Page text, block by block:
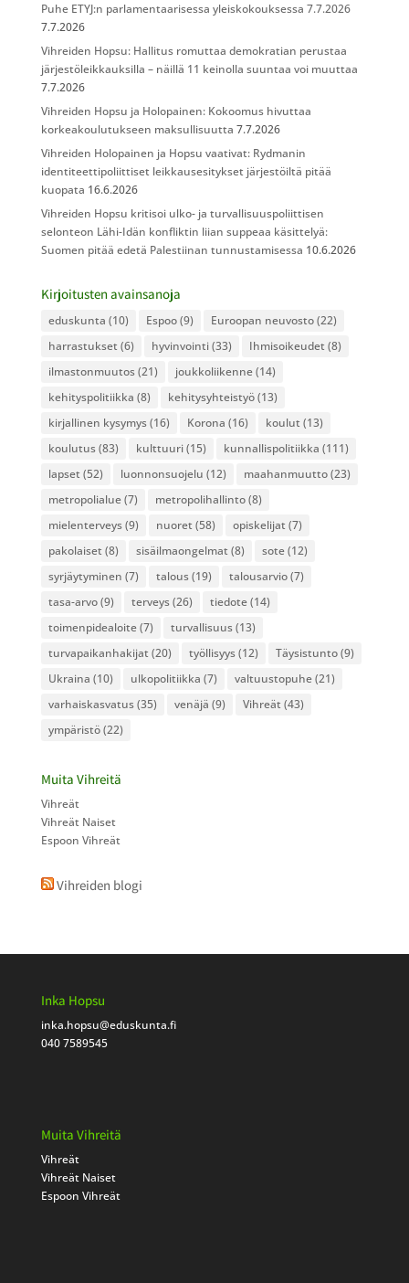
Puhe ETYJ:n parlamentaarisessa yleiskokouksessa 7.7.2026
7.7.2026
Vihreiden Hopsu: Hallitus romuttaa demokratian perustaa
järjestöleikkauksilla – näillä 11 keinolla suuntaa voi muuttaa
7.7.2026
Vihreiden Hopsu ja Holopainen: Kokoomus hivuttaa
korkeakoulutukseen maksullisuutta 7.7.2026
Vihreiden Holopainen ja Hopsu vaativat: Rydmanin
identiteettipoliittiset leikkausesitykset järjestöiltä pitää
kuopata 16.6.2026
Vihreiden Hopsu kritisoi ulko- ja turvallisuuspoliittisen
selonteon Lähi-Idän konfliktin liian suppeaa käsittelyä:
Suomen pitää edetä Palestiinan tunnustamisessa 10.6.2026
Kirjoitusten avainsanoja
eduskunta (10) Espoo(9) Euroopan neuvosto(22)
harrastukset (6) hyvinvointi(33) Ihmisoikeudet (8)
ilmastonmuutos(21) joukkoliikenne(14)
kehityspolitiikka (8) kehitysyhteistyö(13)
kirjallinen kysymys(16) Korona (16) koulut (13)
koulutus(83) kulttuuri(15) kunnallispolitiikka (111)
lapset (52) luonnonsuojelu (12) maahanmuutto(23)
metropolialue(7) metropolihallinto(8)
mielenterveys(9) nuoret (58) opiskelijat (7)
pakolaiset (8) sisäilmaongelmat (8) sote(12)
syrjäytyminen (7) talous(19) talousarvio(7)
tasa-arvo(9) terveys(26) tiedote(14)
toimenpidealoite(7) turvallisuus(13)
turvapaikanhakijat (20) työllisyys(12) Täysistunto(9)
Ukraina (10) ulkopolitiikka (7) valtuustopuhe(21)
varhaiskasvatus(35) venäjä (9) Vihreät (43)
ympäristö(22)
Muita Vihreitä
Vihreät
Vihreät Naiset
Espoon Vihreät
Vihreiden blogi
Inka Hopsu
inka.hopsu@eduskunta.fi
040 7589545
Muita Vihreitä
Vihreät
Vihreät Naiset
Espoon Vihreät